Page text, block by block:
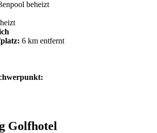
beheizt
6 km entfernt
Golfhotel